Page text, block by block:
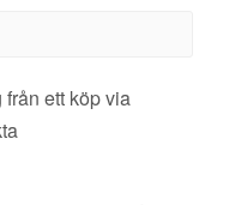
ett köp via